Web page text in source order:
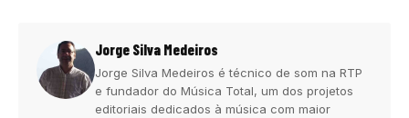
Jorge Silva Medeiros
Jorge Silva Medeiros é técnico de som na RTP
e fundador do Música Total, um dos projetos
editoriais dedicados à música com maior